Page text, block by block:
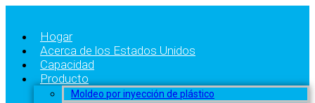
Hogar
Acerca de los Estados Unidos
Capacidad
Producto
Moldeo por inyección de plástico